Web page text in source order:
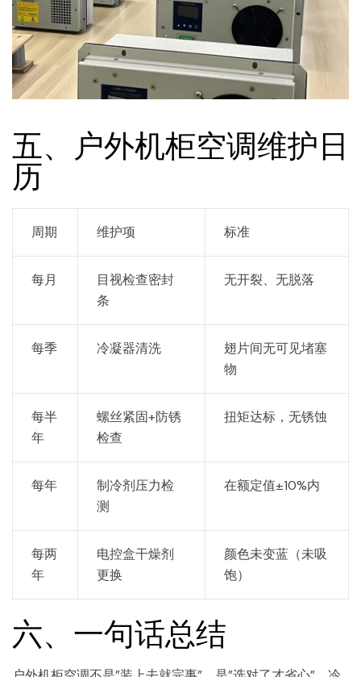
五、户外机柜空调维护日
历
周期 维护项 标准
每月
目视检查密封
条
无开裂、无脱落
每季 冷凝器清洗
翅片间无可见堵塞
物
每半
年
螺丝紧固+防锈
检查
扭矩达标，无锈蚀
每年
制冷剂压力检
测
在额定值±10%内
每两
年
电控盒干燥剂
更换
颜色未变蓝（未吸
饱）
六、一句话总结